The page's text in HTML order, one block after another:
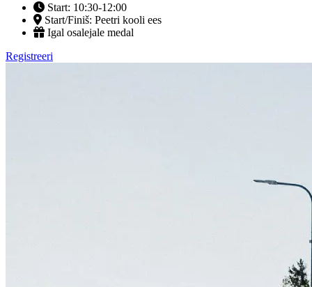
Start: 10:30-12:00
Start/Finiš: Peetri kooli ees
Igal osalejale medal
Registreeri